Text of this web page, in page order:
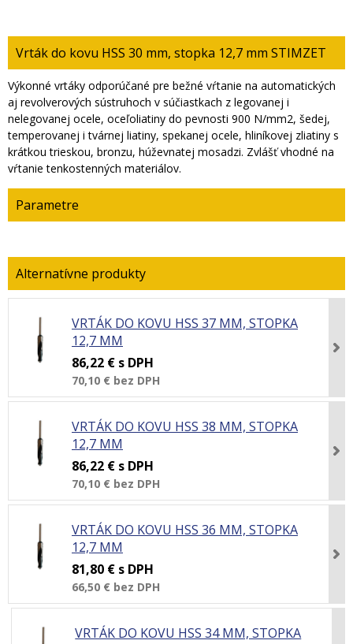
Vrták do kovu HSS 30 mm, stopka 12,7 mm STIMZET
Výkonné vrtáky odporúčané pre bežné vŕtanie na automatických
aj revolverových sústruhoch v súčiastkach z legovanej i
nelegovanej ocele, oceľoliatiny do pevnosti 900 N/mm2, šedej,
temperovanej i tvárnej liatiny, spekanej ocele, hliníkovej zliatiny s
krátkou trieskou, bronzu, húževnatej mosadzi. Zvlášť vhodné na
vŕtanie tenkostenných materiálov.
Parametre
VRTÁK DO KOVU HSS 37 MM, STOPKA
12,7 MM
86,22 € s DPH
70,10 € bez DPH
VRTÁK DO KOVU HSS 38 MM, STOPKA
12,7 MM
86,22 € s DPH
70,10 € bez DPH
VRTÁK DO KOVU HSS 36 MM, STOPKA
12,7 MM
81,80 € s DPH
66,50 € bez DPH
VRTÁK DO KOVU HSS 34 MM, STOPKA